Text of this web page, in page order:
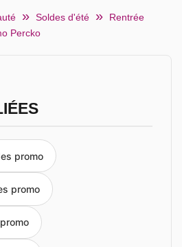
Soldes d'été
Rentrée
Percko
promo
promo